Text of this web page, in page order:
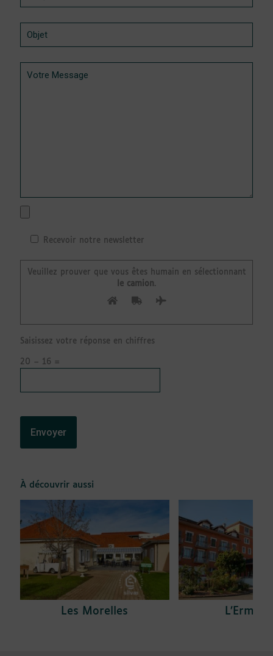
Recevoir notre newsletter
Veuillez prouver que vous êtes humain en sélectionnant
le camion.
Saisissez votre réponse en chiffres
20 − 16 =
À découvrir aussi
Les Morelles